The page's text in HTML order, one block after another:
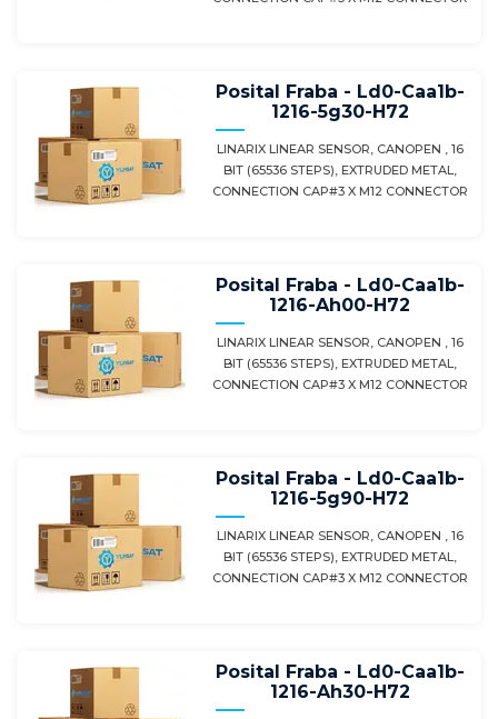
Posital Fraba - Ld0-Caa1b-
1216-5g30-H72
LINARIX LINEAR SENSOR, CANOPEN , 16
BIT (65536 STEPS), EXTRUDED METAL,
CONNECTION CAP#3 X M12 CONNECTOR
Posital Fraba - Ld0-Caa1b-
1216-Ah00-H72
LINARIX LINEAR SENSOR, CANOPEN , 16
BIT (65536 STEPS), EXTRUDED METAL,
CONNECTION CAP#3 X M12 CONNECTOR
Posital Fraba - Ld0-Caa1b-
1216-5g90-H72
LINARIX LINEAR SENSOR, CANOPEN , 16
BIT (65536 STEPS), EXTRUDED METAL,
CONNECTION CAP#3 X M12 CONNECTOR
Posital Fraba - Ld0-Caa1b-
1216-Ah30-H72